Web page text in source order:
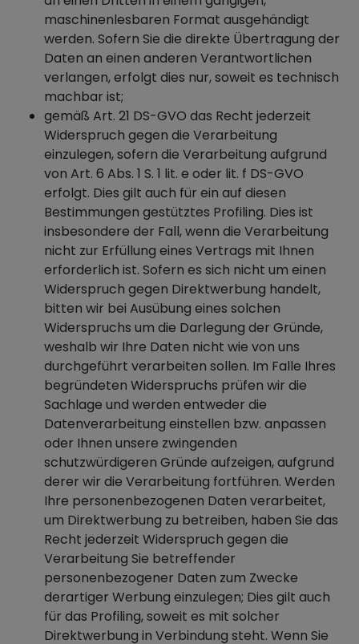
maschinenlesbaren Format ausgehändigt
werden. Sofern Sie die direkte Übertragung der
Daten an einen anderen Verantwortlichen
verlangen, erfolgt dies nur, soweit es technisch
machbar ist;
gemäß Art. 21 DS-GVO das Recht jederzeit
Widerspruch gegen die Verarbeitung
einzulegen, sofern die Verarbeitung aufgrund
von Art. 6 Abs. 1 S. 1 lit. e oder lit. f DS-GVO
erfolgt. Dies gilt auch für ein auf diesen
Bestimmungen gestütztes Profiling. Dies ist
insbesondere der Fall, wenn die Verarbeitung
nicht zur Erfüllung eines Vertrags mit Ihnen
erforderlich ist. Sofern es sich nicht um einen
Widerspruch gegen Direktwerbung handelt,
bitten wir bei Ausübung eines solchen
Widerspruchs um die Darlegung der Gründe,
weshalb wir Ihre Daten nicht wie von uns
durchgeführt verarbeiten sollen. Im Falle Ihres
begründeten Widerspruchs prüfen wir die
Sachlage und werden entweder die
Datenverarbeitung einstellen bzw. anpassen
oder Ihnen unsere zwingenden
schutzwürdigeren Gründe aufzeigen, aufgrund
derer wir die Verarbeitung fortführen. Werden
Ihre personenbezogenen Daten verarbeitet,
um Direktwerbung zu betreiben, haben Sie das
Recht jederzeit Widerspruch gegen die
Verarbeitung Sie betreffender
personenbezogener Daten zum Zwecke
derartiger Werbung einzulegen; Dies gilt auch
für das Profiling, soweit es mit solcher
Direktwerbung in Verbindung steht. Wenn Sie